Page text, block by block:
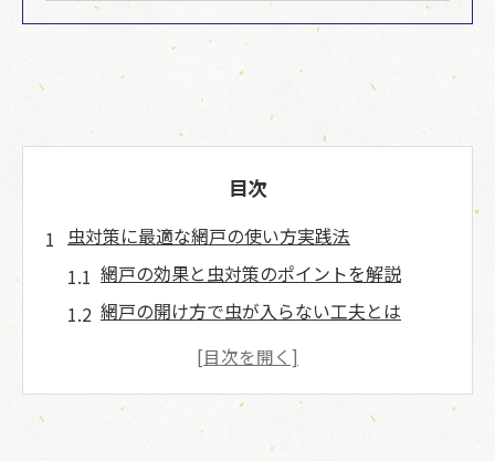
目次
虫対策に最適な網戸の使い方実践法
網戸の効果と虫対策のポイントを解説
網戸の開け方で虫が入らない工夫とは
虫が寄りつかない網戸の使い方のコツ